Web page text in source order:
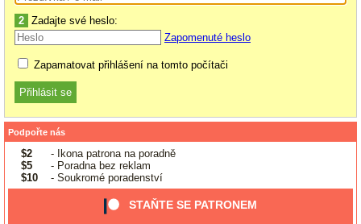
2 Zadajte své heslo:
Zapomenuté heslo
Zapamatovat přihlášení na tomto počítači
Podpořte nás
$2
- Ikona patrona na poradně
$5
- Poradna bez reklam
$10
- Soukromé poradenství
STAŇTE SE PATRONEM